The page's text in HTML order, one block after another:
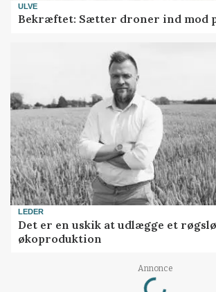
ULVE
Bekræftet: Sætter droner ind mod
LEDER
Det er en uskik at udlægge et
økoproduktion
Annonce
Loading...